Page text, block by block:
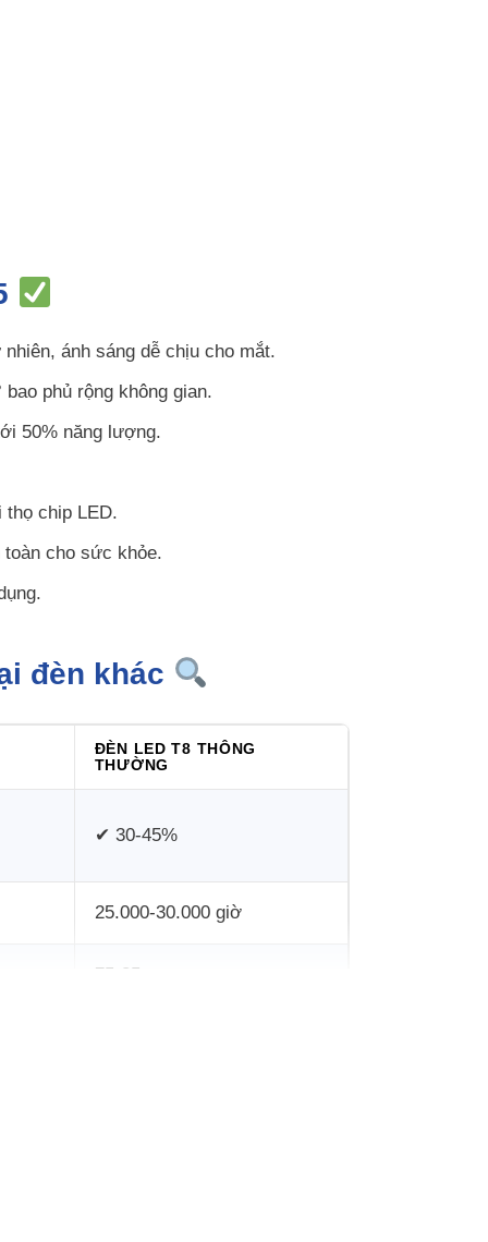
ánh sáng dễ chịu cho mắt.
phủ rộng không gian.
50% năng lượng.
thọ chip LED.
toàn cho sức khỏe.
đèn khác
ĐÈN LED T8 THÔNG
THƯỜNG
✔ 30-45%
25.000-30.000 giờ
75-85